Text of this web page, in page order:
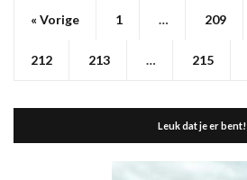
« Vorige 1 … 209
212 213 … 215
Leuk dat je er bent!